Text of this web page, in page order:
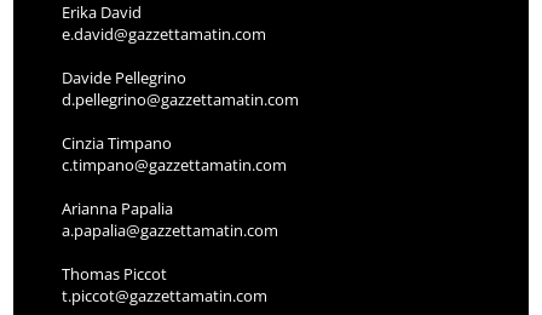
Erika David
e.david@gazzettamatin.com
Davide Pellegrino
d.pellegrino@gazzettamatin.com
Cinzia Timpano
c.timpano@gazzettamatin.com
Arianna Papalia
a.papalia@gazzettamatin.com
Thomas Piccot
t.piccot@gazzettamatin.com